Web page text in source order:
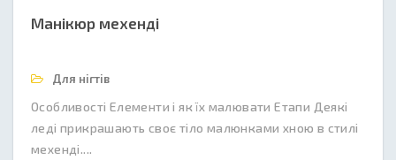
Манікюр мехенді
Для нігтів
Особливості Елементи і як їх малювати Етапи Деякі
леді прикрашають своє тіло малюнками хною в стилі
мехенді....